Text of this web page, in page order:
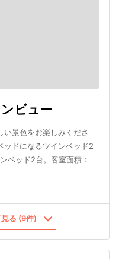
ビュー
景色をお楽しみくださ
ッドになるツインベッド2
ベッド2台。客室面積：
る (9件)